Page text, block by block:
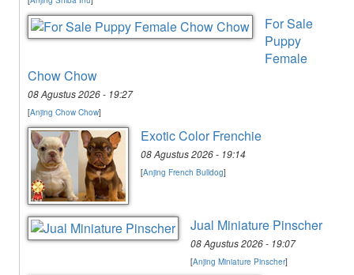
For Sale
Puppy
Female
Chow Chow
08 Agustus 2026 - 19:27
[Anjing Chow Chow]
Exotic Color Frenchie
08 Agustus 2026 - 19:14
[Anjing French Bulldog]
Jual Miniature Pinscher
08 Agustus 2026 - 19:07
[Anjing Miniature Pinscher]